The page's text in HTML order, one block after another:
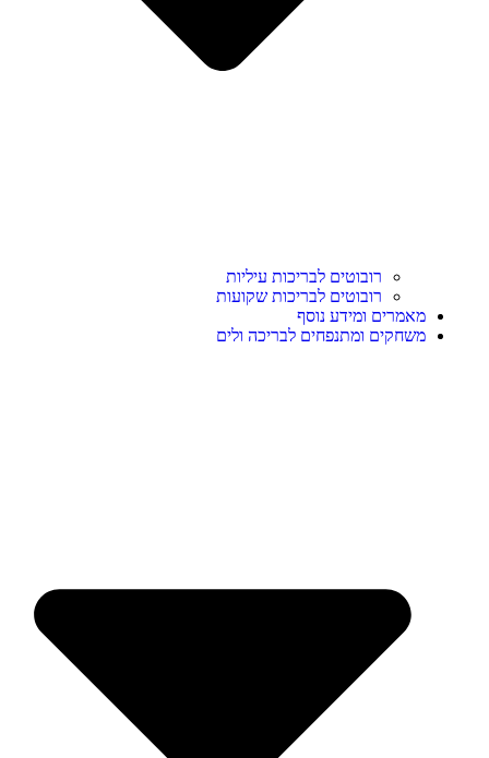
רובוטים לבריכות עיליות
רובוטים לבריכות שקועות
מאמרים ומידע נוסף
משחקים ומתנפחים לבריכה ולים